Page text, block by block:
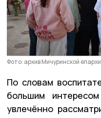
Фото: архив Мичуринской
По словам
большим
увлечённо